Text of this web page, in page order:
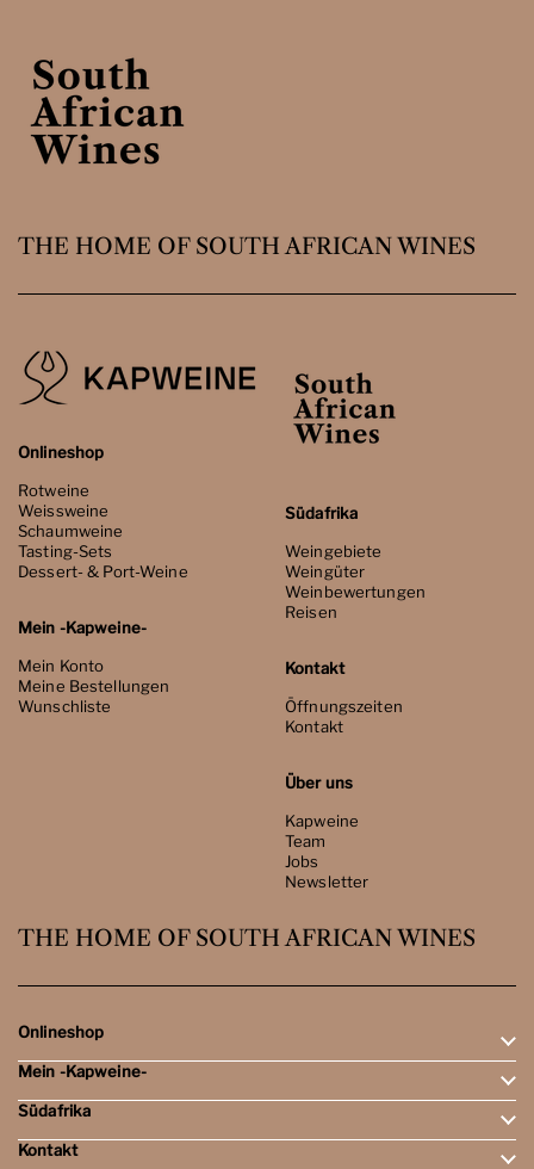
THE HOME OF SOUTH AFRICAN WINES
Onlineshop
Rotweine
Weissweine
Schaumweine
Tasting-Sets
Dessert- & Port-Weine
Mein -Kapweine-
Mein Konto
Meine Bestellungen
Wunschliste
Südafrika
Weingebiete
Weingüter
Weinbewertungen
Reisen
Kontakt
Öffnungszeiten
Kontakt
Über uns
Kapweine
Team
Jobs
Newsletter
THE HOME OF SOUTH AFRICAN WINES
Onlineshop
Rotweine
Weissweine
Schaumweine
Tasting-Sets
Dessert- & Port-Weine
Mein -Kapweine-
Mein Konto
Meine Bestellungen
Wunschliste
Südafrika
Weingebiete
Kontakt